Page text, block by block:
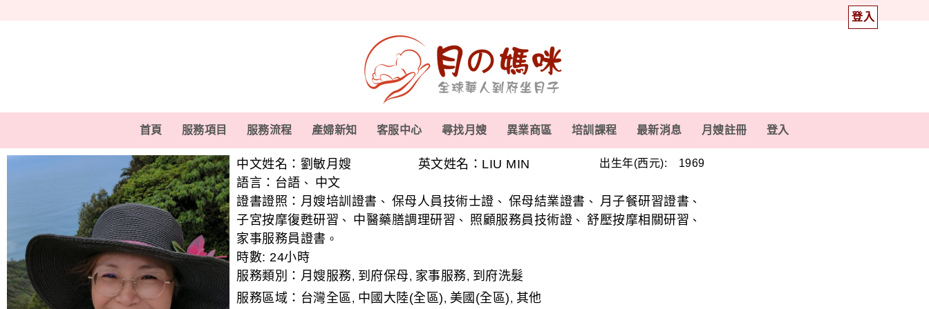
登入
首頁 服務項目 服務流程 產婦新知 客服中心 尋找月嫂 異業商區 培訓課程 最新消息 月嫂註冊 登入
中文姓名：劉敏月嫂 英文姓名：LIU MIN 出生年(西元): 1969
語言： 台語 、
中文
證書證照： 月嫂培訓證書 、 保母人員技術士證 、 保母結業證書 、 月子餐研習證書 、
子宮按摩復甦研習 、 中醫藥膳調理研習 、 照顧服務員技術證 、 舒壓按摩相關研習 、
家事服務員證書 。
時數: 24小時
服務類別： 月嫂服務, 到府保母, 家事服務, 到府洗髮
服務區域： 台灣全區, 中國大陸(全區), 美國(全區), 其他